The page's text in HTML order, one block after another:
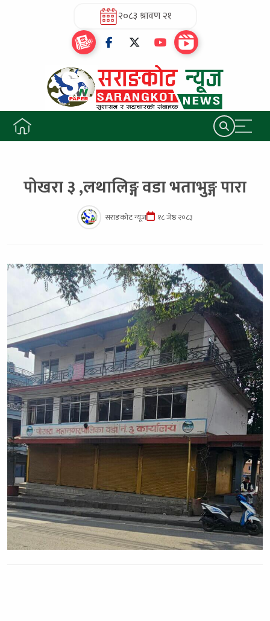
२०८३ श्रावण २१
पोखरा ३ ,लथालिङ्ग वडा भताभुङ्ग पारा
सराङकोट न्यूज १८ जेष्ठ २०८३